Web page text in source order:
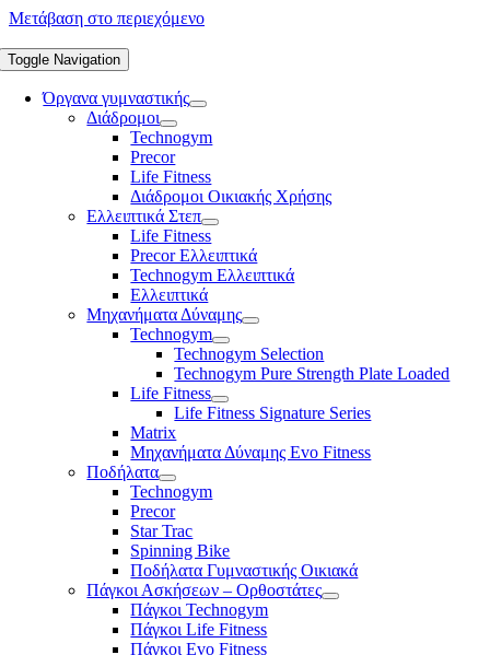
Μετάβαση στο περιεχόμενο
Toggle Navigation
Όργανα γυμναστικής
Διάδρομοι
Technogym
Precor
Life Fitness
Διάδρομοι Οικιακής Χρήσης
Ελλειπτικά Στεπ
Life Fitness
Precor Ελλειπτικά
Technogym Ελλειπτικά
Ελλειπτικά
Μηχανήματα Δύναμης
Technogym
Technogym Selection
Technogym Pure Strength Plate Loaded
Life Fitness
Life Fitness Signature Series
Matrix
Μηχανήματα Δύναμης Evo Fitness
Ποδήλατα
Technogym
Precor
Star Trac
Spinning Bike
Ποδήλατα Γυμναστικής Οικιακά
Πάγκοι Ασκήσεων – Ορθοστάτες
Πάγκοι Technogym
Πάγκοι Life Fitness
Πάγκοι Evo Fitness